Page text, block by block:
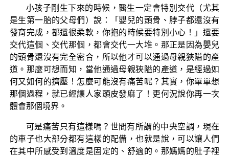
小孩子剛生下來的時候，醫生一定會特別交代（尤其
是生第一胎的父母們）說：「嬰兒的頭骨、脖子都還沒有
發育完成，都還很柔軟，你抱的時候要特別小心！」還要
交代這個、交代那個，都會交代一大堆。那正是因為嬰兒
的頭骨還沒有完全密合，所以他才可以通過母親狹隘的產
道。那麼可想而知，當他通過母親狹隘的產道，是經過如
何又如何的擠壓！怎麼可能沒有痛苦呢？其實，你單單想
那個過程，就已經讓人家頭皮發麻了！更何況說你再一次
體會那個境界。
可是痛苦只有這樣嗎？世間有所謂的中央空調，現在
的車子也大部分都有這樣的配備，也就是說，可以讓人們
在其中所感受到溫度是固定的、舒適的。那媽媽的肚子裡